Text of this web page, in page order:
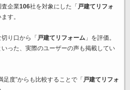
査企業106社を対象にした「 戸建てリフォ
す。
り口から「 戸建てリフォーム」を評価。
った、実際のユーザーの声も掲載してい
度”からも比較することで「 戸建てリフォ